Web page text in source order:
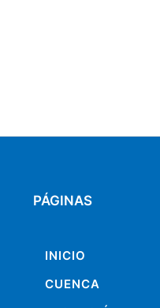
PÁGINAS
INICIO
CUENCA